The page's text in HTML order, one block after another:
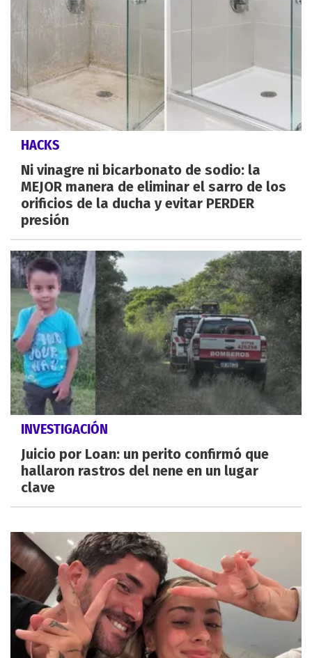
HACKS
Ni vinagre ni bicarbonato de sodio: la
MEJOR manera de eliminar el sarro de los
orificios de la ducha y evitar PERDER
presión
INVESTIGACIÓN
Juicio por Loan: un perito confirmó que
hallaron rastros del nene en un lugar
clave